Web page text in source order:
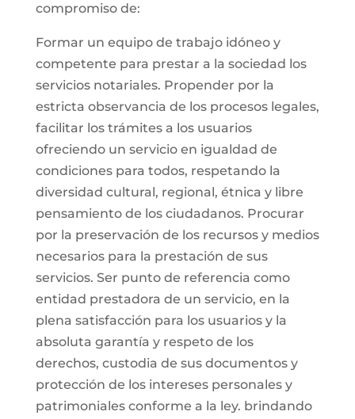
compromiso de:
Formar un equipo de trabajo idóneo y
competente para prestar a la sociedad los
servicios notariales. Propender por la
estricta observancia de los procesos legales,
facilitar los trámites a los usuarios
ofreciendo un servicio en igualdad de
condiciones para todos, respetando la
diversidad cultural, regional, étnica y libre
pensamiento de los ciudadanos. Procurar
por la preservación de los recursos y medios
necesarios para la prestación de sus
servicios. Ser punto de referencia como
entidad prestadora de un servicio, en la
plena satisfacción para los usuarios y la
absoluta garantía y respeto de los
derechos, custodia de sus documentos y
protección de los intereses personales y
patrimoniales conforme a la ley. brindando